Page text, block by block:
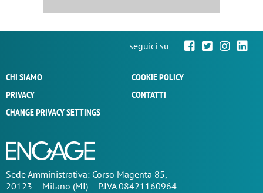
seguici su
CHI SIAMO
COOKIE POLICY
PRIVACY
CONTATTI
CHANGE PRIVACY SETTINGS
SedeAmministrativa: Corso Magenta 85,
20123 – Milano (MI) – P.IVA 08421160964